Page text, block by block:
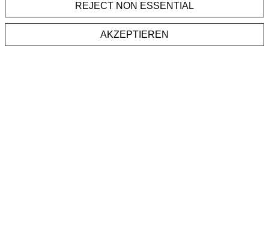
REJECT NON ESSENTIAL
AKZEPTIEREN